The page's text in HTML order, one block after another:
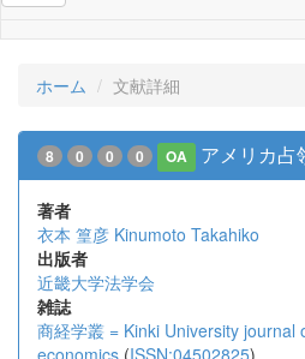
ホーム 文献詳細
8 0 0 0 OA アメリカ占
著者
衣本 篁彦 Kinumoto Takahiko
出版者
近畿大学法学会
雑誌
商経学叢 = Kinki University journal
economics (ISSN:04502825)